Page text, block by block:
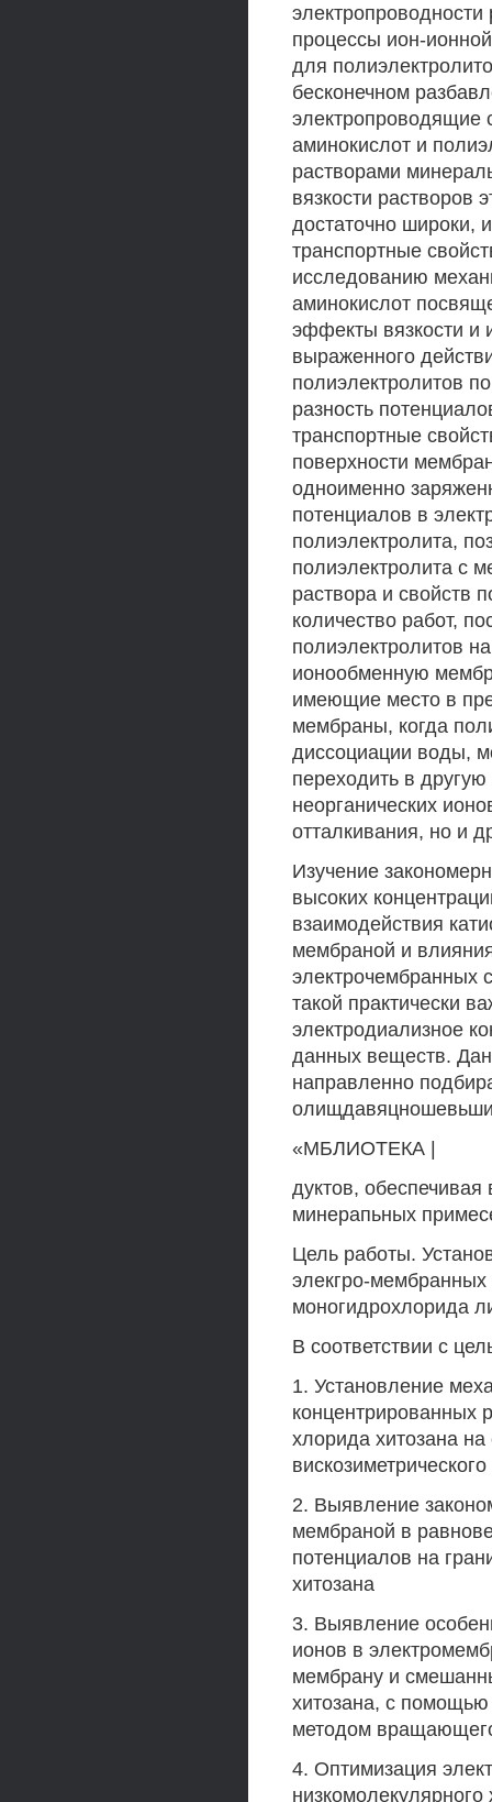
процессы ион-
для
бесконечном
электропроводящие
аминокислот и
растворами
вязкости растворов
достаточно широки,
транспортные
исследованию
аминокислот
эффекты вязкости и
выраженного
полиэлектролитов
разность
транспортные
поверхности
одноименно
потенциалов в
полиэлектролита,
полиэлектролита с
раствора и свойств
количество работ,
полиэлектролитов
ионообменную
имеющие место в
мембраны, когда
диссоциации воды,
переходить в
неорганических
отталкивания, но и
Изучение
высоких
взаимодействия
мембраной и
электрочембранных
такой практически
электродиализное
данных веществ.
направленно
«МБЛИОТЕКА |
дуктов,
минерапьных
Цель работы.
элекгро-
моногидрохлорида
В соответствии с
1. Установление
концентрированных
хлорида хитозана на
2. Выявление
мембраной в
потенциалов на
хитозана
3. Выявление
ионов в
мембрану и
хитозана, с помощью
методом
4. Оптимизация
низкомолекулярного